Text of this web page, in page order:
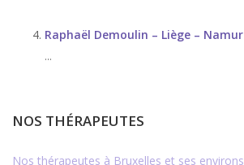
Raphaël Demoulin – Liège – Namur
...
NOS THÉRAPEUTES
Nos thérapeutes à Bruxelles et ses environs